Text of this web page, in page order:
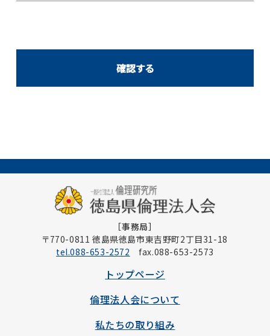
［事務局］
〒770-0811 徳島県徳島市東吉野町2丁目31-18
tel.088-653-2572 fax.088-653-2573
トップページ
倫理法人会について
私たちの取り組み